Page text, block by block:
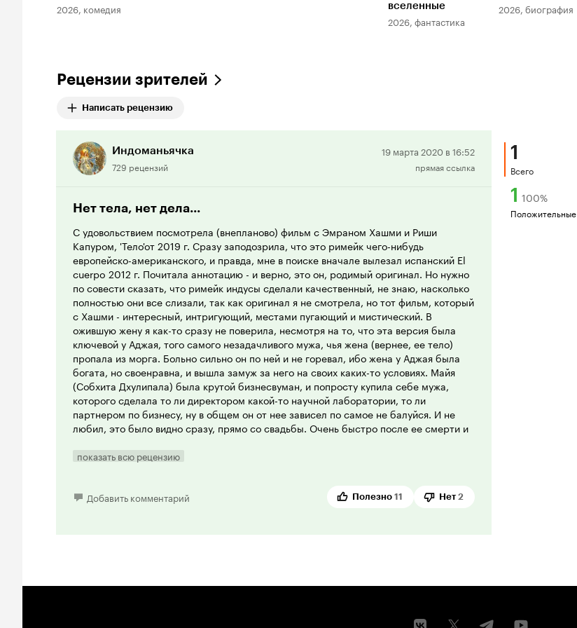
2026, комедия
вселенные
2026, фантастика
2026, биография
Рецензии зрителей
Написать рецензию
Индоманьячка
729 рецензий
Положительная
рецензия
19 марта 2020 в 16:52
прямая ссылка
Нет тела, нет дела...
С удовольствием посмотрела (внепланово) фильм с Эмраном Хашми и Риши
Капуром, 'Тело'от 2019 г. Сразу заподозрила, что это римейк чего-нибудь
европейско-американского, и правда, мне в поиске вначале вылезал испанский El
cuerpo 2012 г. Почитала аннотацию - и верно, это он, родимый оригинал. Но нужно
по совести сказать, что римейк индусы сделали качественный, не знаю, насколько
полностью они все слизали, так как оригинал я не смотрела, но тот фильм, который
с Хашми - интересный, интригующий, местами пугающий и мистический. В
ожившую жену я как-то сразу не поверила, несмотря на то, что эта версия была
ключевой у Аджая, того самого незадачливого мужа, чья жена (вернее, ее тело)
пропала из морга. Больно сильно он по ней и не горевал, ибо жена у Аджая была
богата, но своенравна, и вышла замуж за него на своих каких-то условиях. Майя
(Собхита Дхулипала) была крутой бизнесвуман, и попросту купила себе мужа,
которого сделала то ли директором какой-то научной лаборатории, то ли
партнером по бизнесу, ну в общем он от нее зависел по самое не балуйся. И не
любил, это было видно сразу, прямо со свадьбы. Очень быстро после ее смерти и
лаборатории они производили какие-то препараты, чуть ли не запрещенные. Ну да,
(Риши Капур, который в этом году вернулся-таки после лечения от онкологии на
остроты и пикантности. Кстати, я посмотрела, кто режиссер - это Джитху Джозеф,
показать всю рецензию
Добавить комментарий Полезно 11 Нет 2
1
Всего
1 100%
Положительные